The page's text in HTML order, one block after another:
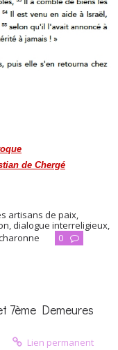
de Chergé
artisans de paix,
, dialogue interreligieux,
0
7ème Demeures
Lien permanent